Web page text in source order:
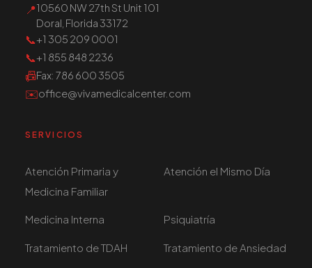
📍10560 NW 27th St Unit 101
Doral, Florida 33172
📞+1 305 209 0001
📞+1 855 848 2236
📠Fax: 786 600 3505
✉️office@vivamedicalcenter.com
SERVICIOS
Atención Primaria y
Medicina Familiar
Atención el Mismo Día
Medicina Interna Psiquiatría
Tratamiento de TDAH Tratamiento de Ansiedad